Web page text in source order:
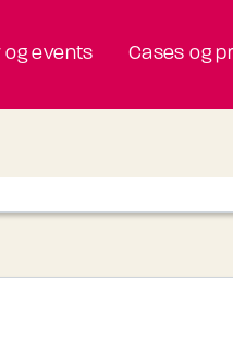
og events Cases og